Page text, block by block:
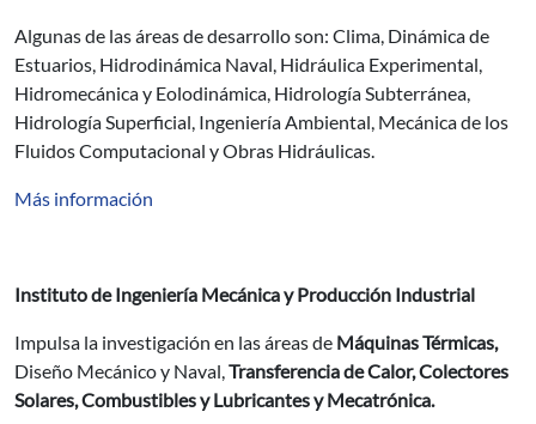
Algunas de las áreas de desarrollo son: Clima, Dinámica de
Estuarios, Hidrodinámica Naval, Hidráulica Experimental,
Hidromecánica y Eolodinámica, Hidrología Subterránea,
Hidrología Superficial, Ingeniería Ambiental, Mecánica de los
Fluidos Computacional y Obras Hidráulicas.
Más información
Instituto de Ingeniería Mecánica y Producción Industrial
Impulsa la investigación en las áreas de Máquinas Térmicas,
Diseño Mecánico y Naval,Transferencia de Calor, Colectores
Solares, Combustibles y Lubricantes y Mecatrónica.